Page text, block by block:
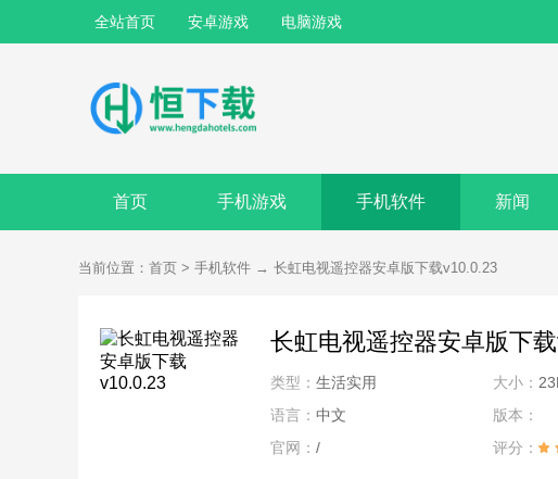
全站首页 安卓游戏 电脑游戏
首页 手机游戏 手机软件 新闻
当前位置： 首页 > 手机软件 → 长虹电视遥控器安卓版下载v10.0.23
长虹电视遥控器安卓版下
类型： 生活实用 大小：
语言： 中文 版本：
官网： / 评分：